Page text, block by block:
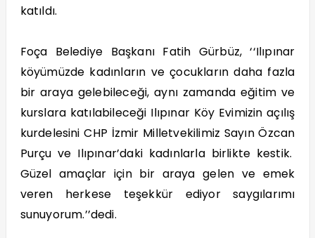
katıldı.
Foça Belediye Başkanı Fatih Gürbüz, ‘‘Ilıpınar
köyümüzde kadınların ve çocukların daha fazla
bir araya gelebileceği, aynı zamanda eğitim ve
kurslara katılabileceği Ilıpınar Köy Evimizin açılış
kurdelesini CHP İzmir Milletvekilimiz Sayın Özcan
Purçu ve Ilıpınar’daki kadınlarla birlikte kestik.
Güzel amaçlar için bir araya gelen ve emek
veren herkese teşekkür ediyor saygılarımı
sunuyorum.’’dedi.